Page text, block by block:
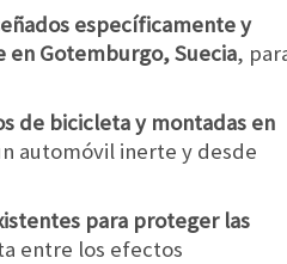
específicamente y
en Gotemburgo, Suecia,
de bicicleta y montadas en
automóvil inerte y desde
para proteger las
entre los efectos